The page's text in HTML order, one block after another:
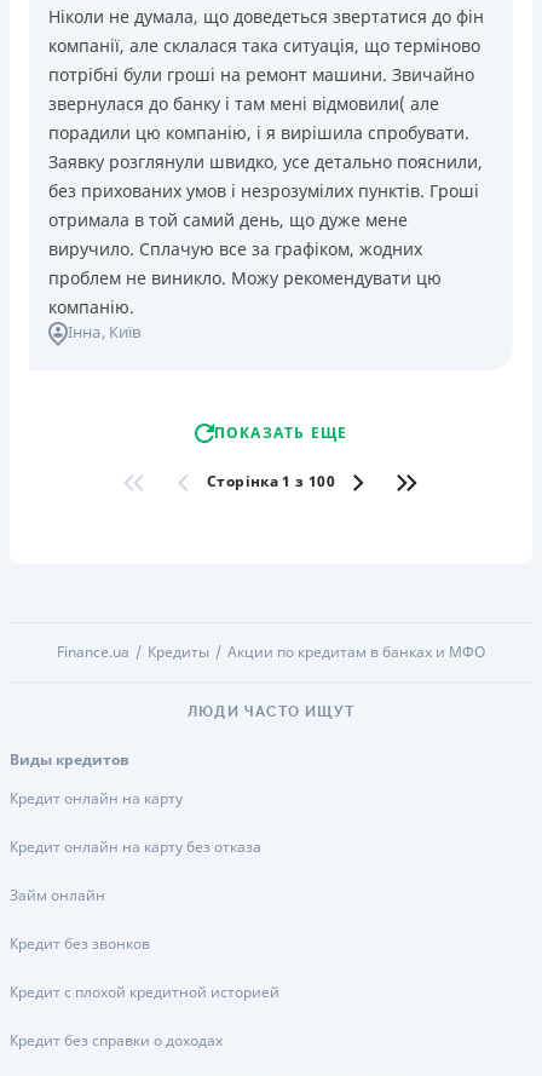
Ніколи не думала, що доведеться звертатися до фін
компанії, але склалася така ситуація, що терміново
потрібні були гроші на ремонт машини. Звичайно
звернулася до банку і там мені відмовили( але
порадили цю компанію, і я вирішила спробувати.
Заявку розглянули швидко, усе детально пояснили,
без прихованих умов і незрозумілих пунктів. Гроші
отримала в той самий день, що дуже мене
виручило. Сплачую все за графіком, жодних
проблем не виникло. Можу рекомендувати цю
компанію.
Інна, Київ
ПОКАЗАТЬ ЕЩЕ
Сторінка 1 з 100
Finance.ua Кредиты Акции по кредитам в банках и МФО
ЛЮДИ ЧАСТО ИЩУТ
Виды кредитов
Кредит онлайн на карту
Кредит онлайн на карту без отказа
Займ онлайн
Кредит без звонков
Кредит с плохой кредитной историей
Кредит без справки о доходах